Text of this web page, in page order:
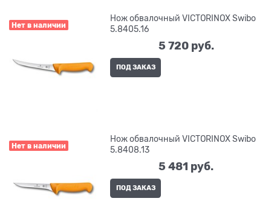
Нет в наличии
Нож обвалочный VICTORINOX Swibo
5.8405.16
5 720 руб.
ПОД ЗАКАЗ
Нет в наличии
Нож обвалочный VICTORINOX Swibo
5.8408.13
5 481 руб.
ПОД ЗАКАЗ